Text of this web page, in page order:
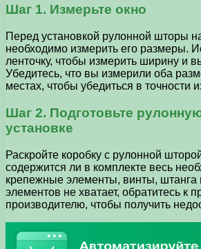
Шаг 1. Измерьте окно
Перед установкой рулонной шторы
необходимо измерить его размеры.
ленточку, чтобы измерить ширину и
Убедитесь, что вы измерили оба
местах, чтобы убедиться в точности
Шаг 2. Подготовьте
установке
Раскройте коробку с рулонной
содержится ли в комплекте весь
крепежные элементы, винты, штанга
элементов не хватает, обратитесь к
производителю, чтобы получить